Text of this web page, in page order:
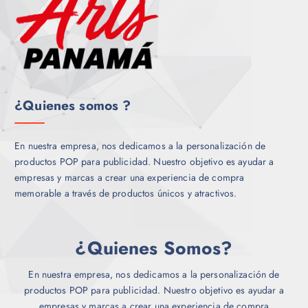
¿Quienes somos ?
En nuestra empresa, nos dedicamos a la personalización de
productos POP para publicidad. Nuestro objetivo es ayudar a
empresas y marcas a crear una experiencia de compra
memorable a través de productos únicos y atractivos.
¿Quienes Somos?
En nuestra empresa, nos dedicamos a la personalización de
productos POP para publicidad. Nuestro objetivo es ayudar a